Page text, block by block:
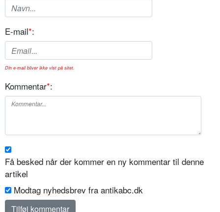
E-mail*:
Din e-mail bliver ikke vist på sitet.
Kommentar*:
Få besked når der kommer en ny kommentar til denne
artikel
Modtag nyhedsbrev fra antikabc.dk